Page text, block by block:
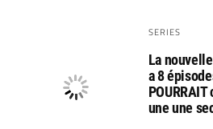
SERIES
La
a 8
une une